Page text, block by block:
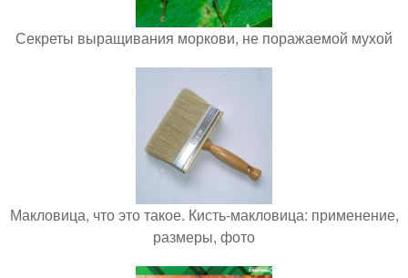
Секреты выращивания моркови, не поражаемой мухой
Макловица, что это такое. Кисть-макловица: применение,
размеры, фото